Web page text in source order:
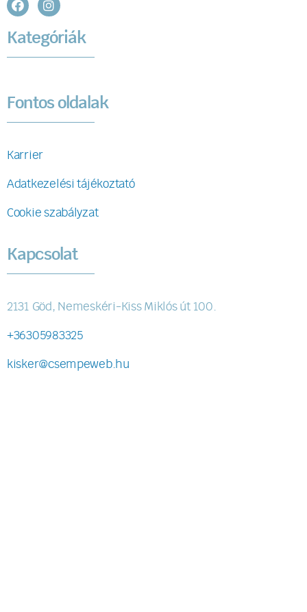
Kategóriák
Fontos oldalak
Karrier
Adatkezelési tájékoztató
Cookie szabályzat
Kapcsolat
2131 Göd, Nemeskéri-Kiss Miklós út 100.
+36305983325
kisker@csempeweb.hu